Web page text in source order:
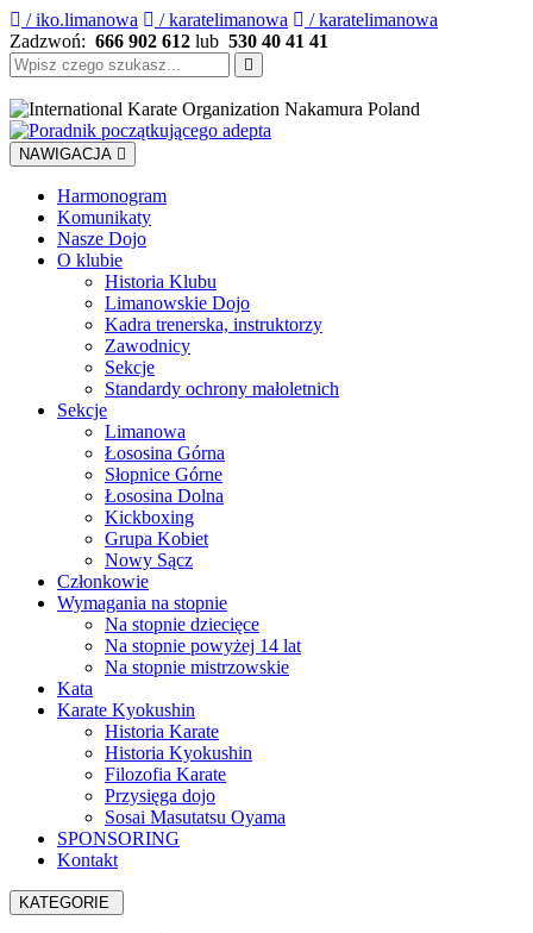
/ iko.limanowa / karatelimanowa
/ karatelimanowa
Zadzwoń: 666 902 612 lub 530 40 41 41
Szukaj:
NAWIGACJA
Harmonogram
Komunikaty
Nasze Dojo
O klubie
Historia Klubu
Limanowskie Dojo
Kadra trenerska, instruktorzy
Zawodnicy
Sekcje
Standardy ochrony małoletnich
Sekcje
Limanowa
Łososina Górna
Słopnice Górne
Łososina Dolna
Kickboxing
Grupa Kobiet
Nowy Sącz
Członkowie
Wymagania na stopnie
Na stopnie dziecięce
Na stopnie powyżej 14 lat
Na stopnie mistrzowskie
Kata
Karate Kyokushin
Historia Karate
Historia Kyokushin
Filozofia Karate
Przysięga dojo
Sosai Masutatsu Oyama
SPONSORING
Kontakt
KATEGORIE